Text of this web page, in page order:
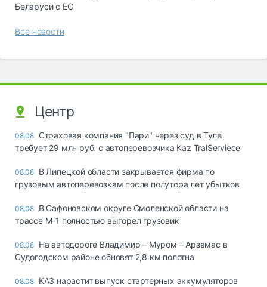
Беларуси с ЕС
Все новости
Центр
08.08 Страховая компания "Пари" через суд в Туле
требует 29 млн руб. с автоперевозчика Kaz TralServiece
08.08 В Липецкой области закрывается фирма по
грузовым автоперевозкам после полутора лет убытков
08.08 В Сафоновском округе Смоленской области на
трассе М-1 полностью выгорел грузовик
08.08 На автодороге Владимир – Муром – Арзамас в
Судогодском районе обновят 2,8 км полотна
08.08 КАЗ нарастит выпуск стартерных аккумуляторов